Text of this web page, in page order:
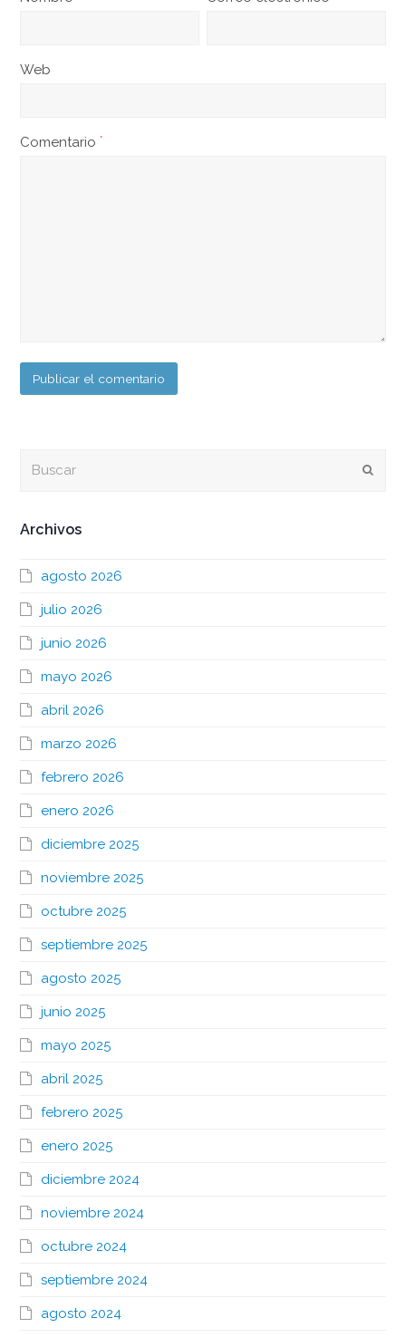
Web
Comentario*
Archivos
agosto 2026
julio 2026
junio 2026
mayo 2026
abril 2026
marzo 2026
febrero 2026
enero 2026
diciembre 2025
noviembre 2025
octubre 2025
septiembre 2025
agosto 2025
junio 2025
mayo 2025
abril 2025
febrero 2025
enero 2025
diciembre 2024
noviembre 2024
octubre 2024
septiembre 2024
agosto 2024